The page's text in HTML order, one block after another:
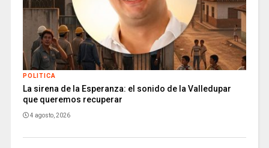
POLITICA
La sirena de la Esperanza: el sonido de la Valledupar
que queremos recuperar
4 agosto, 2026